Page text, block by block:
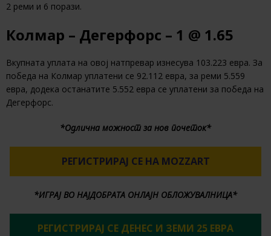
2 реми и 6 порази.
Колмар – Дегерфорс – 1 @ 1.65
Вкупната уплата на овој натпревар изнесува 103.223 евра. За
победа на Колмар уплатени се 92.112 евра, за реми 5.559
евра, додека останатите 5.552 евра се уплатени за победа на
Дегерфорс.
*Одлична можност за нов почеток*
РЕГИСТРИРАЈ СЕ НА MOZZART
*ИГРАЈ ВО НАЈДОБРАТА ОНЛАЈН ОБЛОЖУВАЛНИЦА*
РЕГИСТРИРАЈ СЕ ДЕНЕС И ЗЕМИ 25 ЕВРА